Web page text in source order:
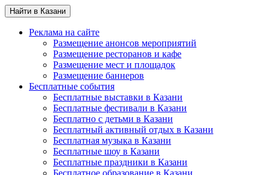
Найти в Казани
Реклама на сайте
Размещение анонсов мероприятий
Размещение ресторанов и кафе
Размещение мест и площадок
Размещение баннеров
Бесплатные события
Бесплатные выставки в Казани
Бесплатные фестивали в Казани
Бесплатно с детьми в Казани
Бесплатный активный отдых в Казани
Бесплатная музыка в Казани
Бесплатные шоу в Казани
Бесплатные праздники в Казани
Бесплатное образование в Казани